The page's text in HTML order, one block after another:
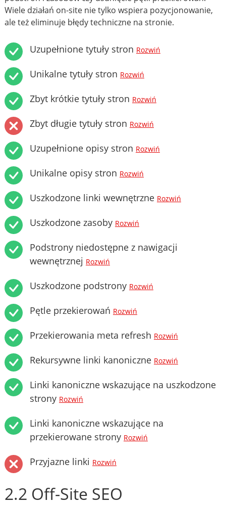
Wiele działań on-site nie tylko wspiera pozycjonowanie,
ale też eliminuje błędy techniczne na stronie.
Uzupełnione tytuły stron Rozwiń
Unikalne tytuły stron Rozwiń
Zbyt krótkie tytuły stron Rozwiń
Zbyt długie tytuły stron Rozwiń
Uzupełnione opisy stron Rozwiń
Unikalne opisy stron Rozwiń
Uszkodzone linki wewnętrzne Rozwiń
Uszkodzone zasoby Rozwiń
Podstrony niedostępne z nawigacji
wewnętrznej Rozwiń
Uszkodzone podstrony Rozwiń
Pętle przekierowań Rozwiń
Przekierowania meta refresh Rozwiń
Rekursywne linki kanoniczne Rozwiń
Linki kanoniczne wskazujące na uszkodzone
strony Rozwiń
Linki kanoniczne wskazujące na
przekierowane strony Rozwiń
Przyjazne linki Rozwiń
2.2 Off-Site SEO